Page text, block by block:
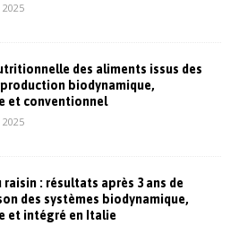
des aliments issus des
biodynamique,
et conventionnel
raisin : résultats après 3 ans de
des systèmes biodynamique,
et intégré en Italie